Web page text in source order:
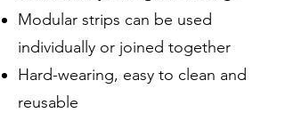
Modular strips can be used
individually or joined together
Hard-wearing, easy to clean and
reusable